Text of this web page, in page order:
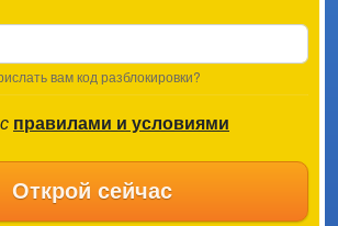
вам код разблокировки?
правилами и условиями
Открой сейчас